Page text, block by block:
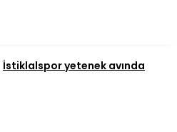
İstiklalspor yetenek avında